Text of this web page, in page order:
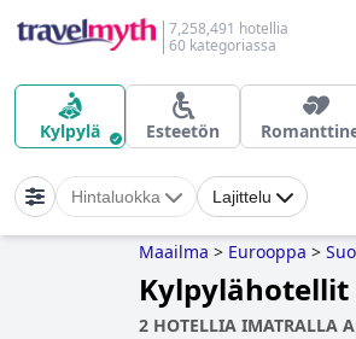
7,258,491 hotellia
60 kategoriassa
Kylpylä Esteetön
Hintaluokka Lajittelu
Maailma > Eurooppa >
2 HOTELLIA IMATRALLA